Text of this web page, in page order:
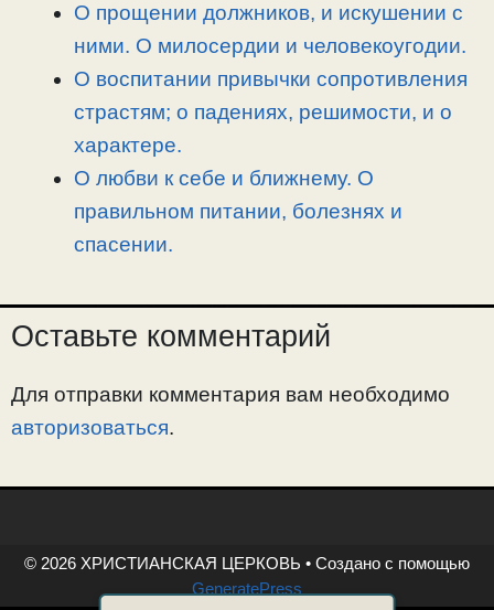
О прощении должников, и искушении с
ними. О милосердии и человекоугодии.
О воспитании привычки сопротивления
страстям; о падениях, решимости, и о
характере.
О любви к себе и ближнему. О
правильном питании, болезнях и
спасении.
Оставьте комментарий
Для отправки комментария вам необходимо
авторизоваться.
© 2026 ХРИСТИАНСКАЯ ЦЕРКОВЬ • Создано с помощью
GeneratePress